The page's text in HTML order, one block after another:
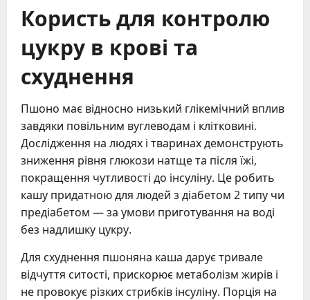
Користь для контролю
цукру в крові та
схуднення
Пшоно має відносно низький глікемічний вплив
завдяки повільним вуглеводам і клітковині.
Дослідження на людях і тваринах демонструють
зниження рівня глюкози натще та після їжі,
покращення чутливості до інсуліну. Це робить
кашу придатною для людей з діабетом 2 типу чи
предіабетом — за умови приготування на воді
без надлишку цукру.
Для схуднення пшоняна каша дарує тривале
відчуття ситості, прискорює метаболізм жирів і
не провокує різких стрибків інсуліну. Порція на